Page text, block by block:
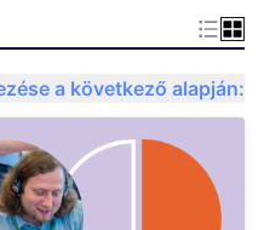
a következő alapján: